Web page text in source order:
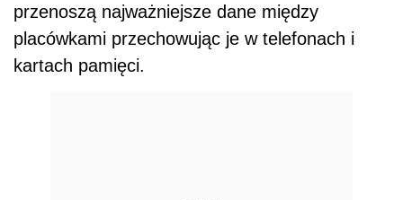
przenoszą najważniejsze dane między
placówkami przechowując je w telefonach i
kartach pamięci.